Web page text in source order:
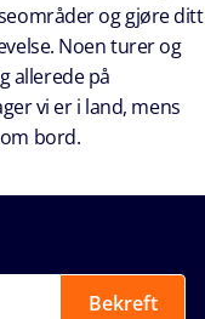
og gjøre ditt
Noen turer og
allerede på
vi er i land, mens
bord.
Bekreft